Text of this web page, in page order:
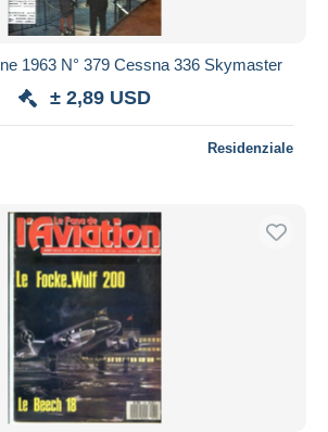
1963 N° 379 Cessna 336 Skymaster
± 2,89 USD
Residenziale